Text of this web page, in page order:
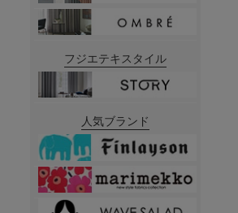
フジエテキスタイル
人気ブランド